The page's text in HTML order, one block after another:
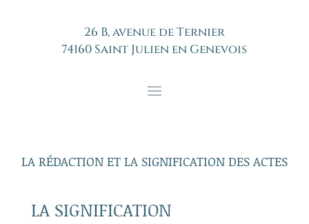
26 B, avenue de Ternier
74160 Saint Julien en Genevois
LA RÉDACTION ET LA SIGNIFICATION DES ACTES
LA SIGNIFICATION